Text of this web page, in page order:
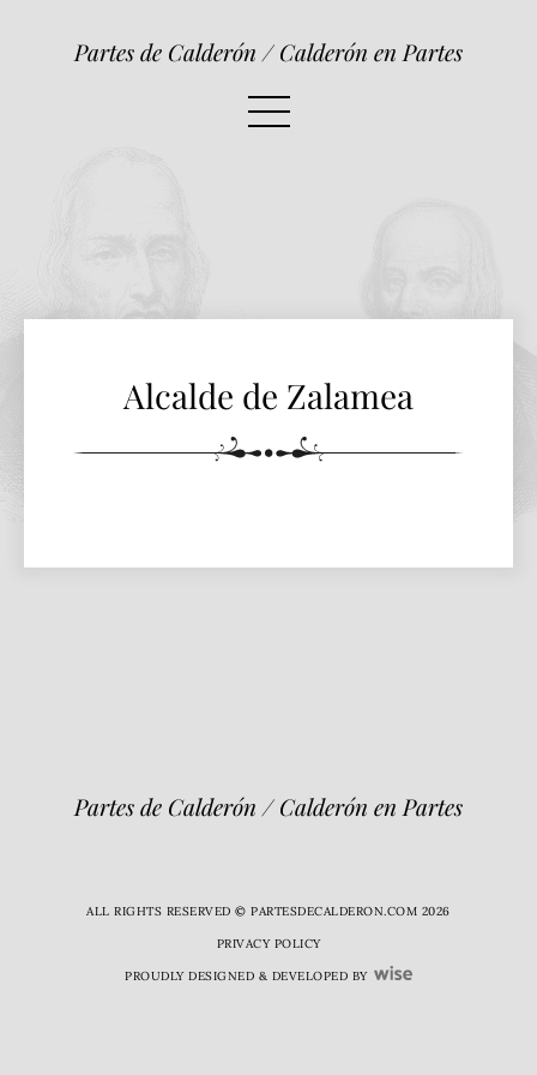
Partes de Calderón / Calderón en Partes
Alcalde de Zalamea
Partes de Calderón / Calderón en Partes
ALL RIGHTS RESERVED © PARTESDECALDERON.COM 2026
PRIVACY POLICY
PROUDLY DESIGNED & DEVELOPED BY